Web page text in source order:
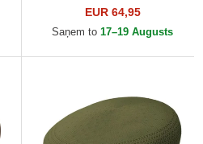
EUR 64,95
Saņem to 17–19 Augusts